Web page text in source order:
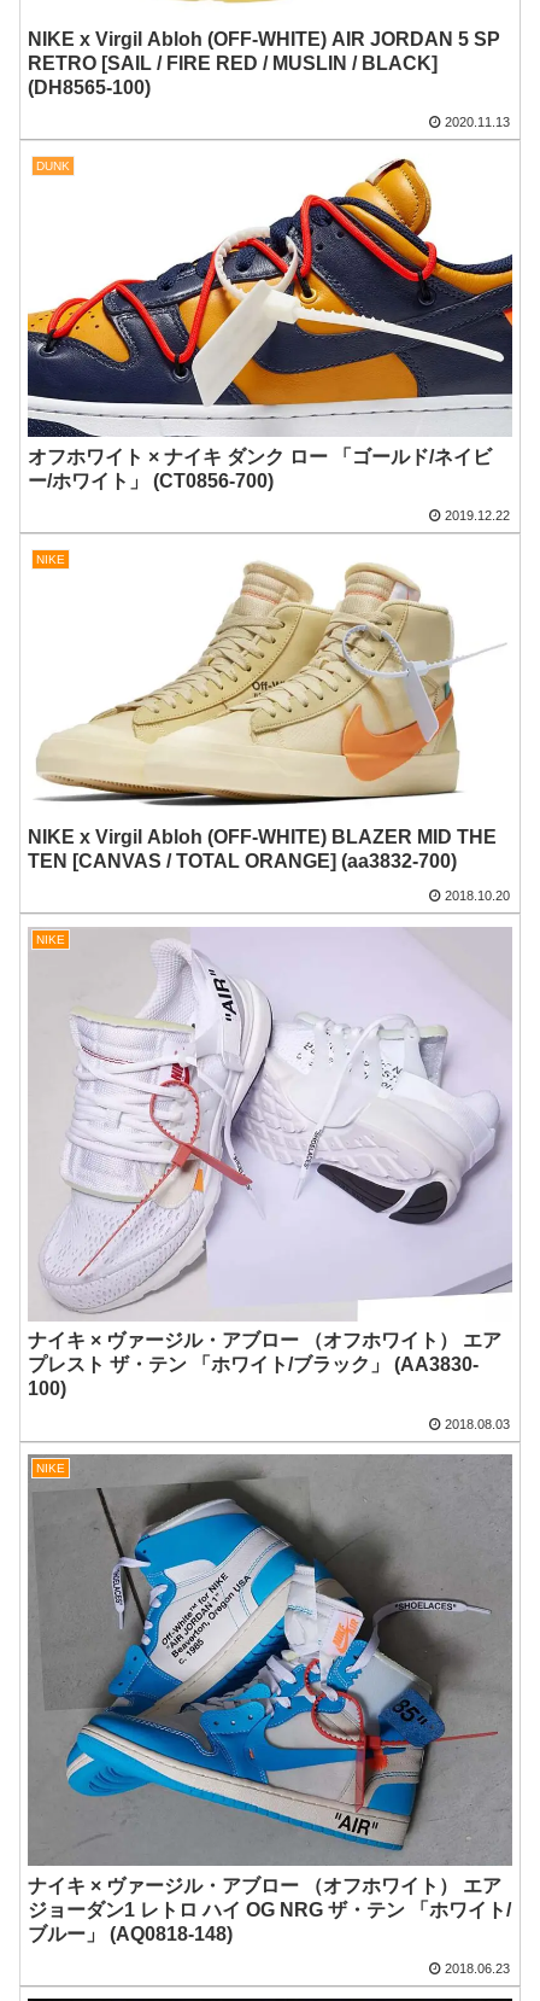
NIKE x Virgil Abloh (OFF-WHITE) AIR JORDAN 5 SP
RETRO [SAIL / FIRE RED / MUSLIN / BLACK]
(DH8565-100)
2020.11.13
DUNK
オフホワイト × ナイキ ダンク ロー 「ゴールド/ネイビ
ー/ホワイト」 (CT0856-700)
2019.12.22
NIKE
NIKE x Virgil Abloh (OFF-WHITE) BLAZER MID THE
TEN [CANVAS / TOTAL ORANGE] (aa3832-700)
2018.10.20
NIKE
ナイキ × ヴァージル・アブロー （オフホワイト） エア
プレスト ザ・テン 「ホワイト/ブラック」 (AA3830-
100)
2018.08.03
NIKE
ナイキ × ヴァージル・アブロー （オフホワイト） エア
ジョーダン1 レトロ ハイ OG NRG ザ・テン 「ホワイト/
ブルー」 (AQ0818-148)
2018.06.23